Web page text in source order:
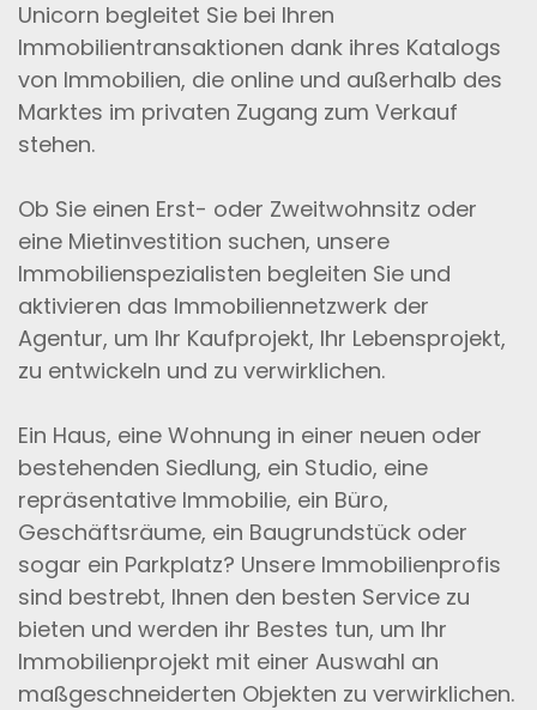
Unicorn begleitet Sie bei Ihren
Immobilientransaktionen dank ihres Katalogs
von Immobilien, die online und außerhalb des
Marktes im privaten Zugang zum Verkauf
stehen.
Ob Sie einen Erst- oder Zweitwohnsitz oder
eine Mietinvestition suchen, unsere
Immobilienspezialisten begleiten Sie und
aktivieren das Immobiliennetzwerk der
Agentur, um Ihr Kaufprojekt, Ihr Lebensprojekt,
zu entwickeln und zu verwirklichen.
Ein Haus, eine Wohnung in einer neuen oder
bestehenden Siedlung, ein Studio, eine
repräsentative Immobilie, ein Büro,
Geschäftsräume, ein Baugrundstück oder
sogar ein Parkplatz? Unsere Immobilienprofis
sind bestrebt, Ihnen den besten Service zu
bieten und werden ihr Bestes tun, um Ihr
Immobilienprojekt mit einer Auswahl an
maßgeschneiderten Objekten zu verwirklichen.